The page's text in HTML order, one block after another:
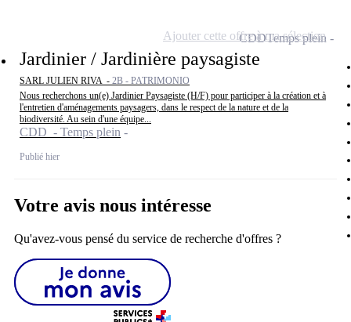
Jardinier / Jardinière paysagiste
SARL JULIEN RIVA - 2B - PATRIMONIO
Nous recherchons un(e) Jardinier Paysagiste (H/F) pour participer à la création et à
l'entretien d'aménagements paysagers, dans le respect de la nature et de la
biodiversité. Au sein d'une équipe...
CDD - Temps plein
Publié hier
CDDTemps plein
Ajouter cette offre à ma sélection
Votre avis nous intéresse
Qu'avez-vous pensé du service de recherche d'offres ?